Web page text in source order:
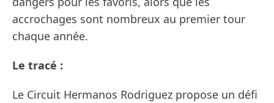
accrochages sont nombreux au premier tour
chaque année.
Le tracé :
Le Circuit Hermanos Rodriguez propose un défi